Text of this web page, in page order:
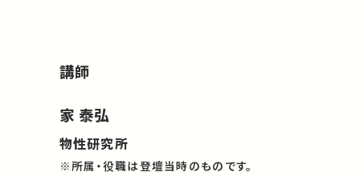
講師
家 泰弘
物性研究所
※所属・役職は登壇当時のものです。